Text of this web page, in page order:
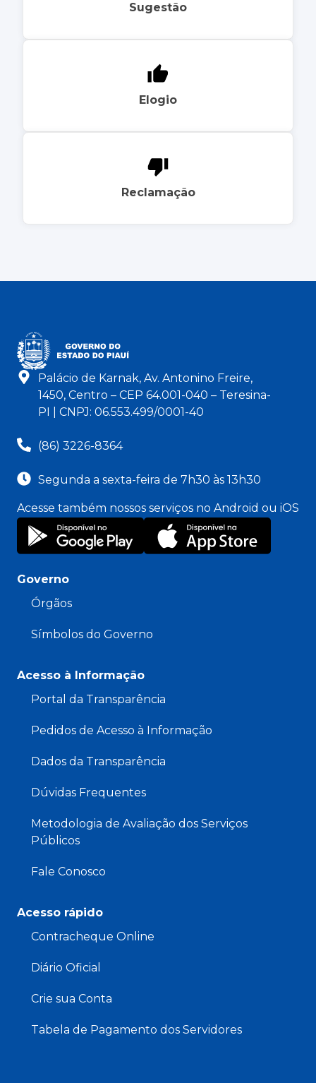
Sugestão
Elogio
Reclamação
Palácio de Karnak, Av. Antonino Freire,
1450, Centro – CEP 64.001-040 – Teresina-
PI | CNPJ: 06.553.499/0001-40
(86) 3226-8364
Segunda a sexta-feira de 7h30 às 13h30
Acesse também nossos serviços no Android ou iOS
Governo
Órgãos
Símbolos do Governo
Acesso à Informação
Portal da Transparência
Pedidos de Acesso à Informação
Dados da Transparência
Dúvidas Frequentes
Metodologia de Avaliação dos Serviços
Públicos
Fale Conosco
Acesso rápido
Contracheque Online
Diário Oficial
Crie sua Conta
Tabela de Pagamento dos Servidores